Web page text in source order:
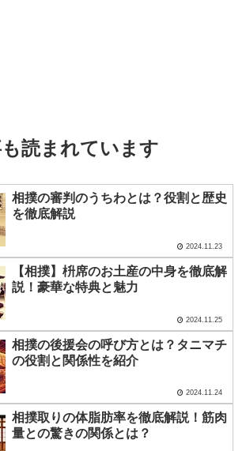
読まれています
相撲の審判のうちわとは？役割と歴史
を徹底解説
2024.11.23
【相撲】枡席のお土産の中身を徹底解
説！豪華な特典と魅力
2024.11.25
相撲の後援会の呼び方とは？タニマチ
の役割と関係性を紹介
2024.11.24
相撲取りの体脂肪率を徹底解説！筋肉
量との驚きの関係とは？